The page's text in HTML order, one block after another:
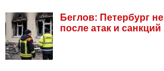
Беглов: Петербург
после атак и санкций